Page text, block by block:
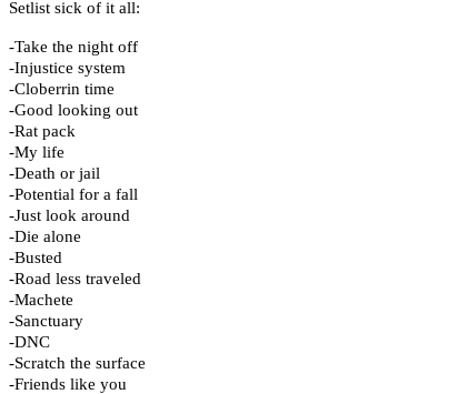
Setlist sick of it all:
-Take the night off
-Injustice system
-Cloberrin time
-Good looking out
-Rat pack
-My life
-Death or jail
-Potential for a fall
-Just look around
-Die alone
-Busted
-Road less traveled
-Machete
-Sanctuary
-DNC
-Scratch the surface
-Friends like you